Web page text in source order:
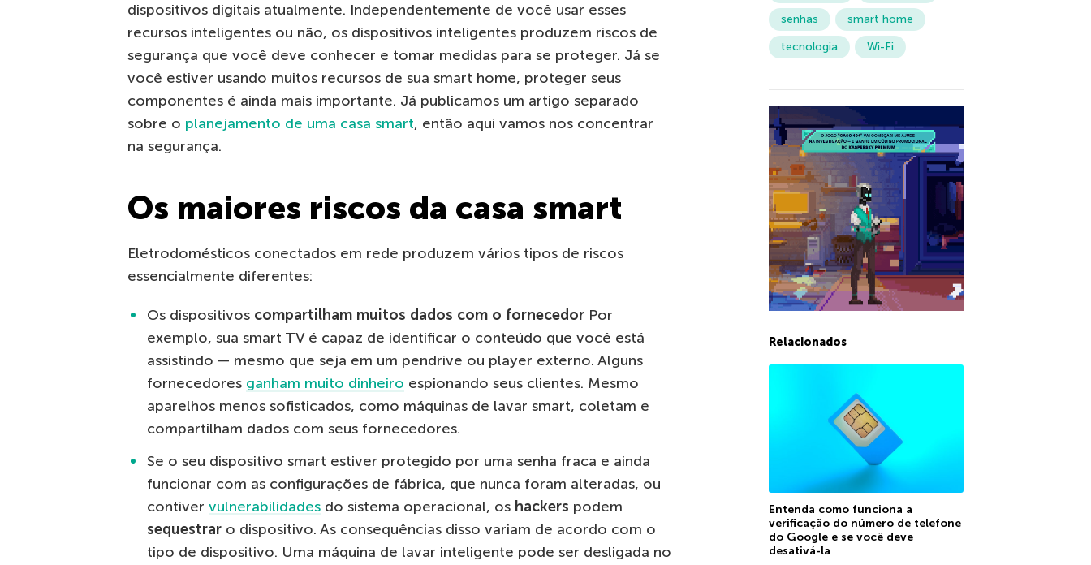
dispositivos digitais atualmente. Independentemente de você usar esses
recursos inteligentes ou não, os dispositivos inteligentes produzem riscos de
segurança que você deve conhecer e tomar medidas para se proteger. Já se
você estiver usando muitos recursos de sua smart home, proteger seus
componentes é ainda mais importante. Já publicamos um artigo separado
sobre o planejamento de uma casa smart, então aqui vamos nos concentrar
na segurança.
Os maiores riscos da casa smart
Eletrodomésticos conectados em rede produzem vários tipos de riscos
essencialmente diferentes:
Os dispositivos compartilham muitos dados com o fornecedor Por
exemplo, sua smart TV é capaz de identificar o conteúdo que você está
assistindo — mesmo que seja em um pendrive ou player externo. Alguns
fornecedores ganham muito dinheiro espionando seus clientes. Mesmo
aparelhos menos sofisticados, como máquinas de lavar smart, coletam e
compartilham dados com seus fornecedores.
Se o seu dispositivo smart estiver protegido por uma senha fraca e ainda
funcionar com as configurações de fábrica, que nunca foram alteradas, ou
contiver vulnerabilidades do sistema operacional, os hackers podem
sequestrar o dispositivo. As consequências disso variam de acordo com o
tipo de dispositivo. Uma máquina de lavar inteligente pode ser desligada no
senhas
smart home
tecnologia
Wi-Fi
Relacionados
Entenda como funciona a
verificação do número de telefone
do Google e se você deve
desativá-la